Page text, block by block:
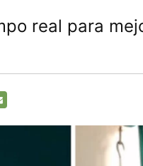
real para